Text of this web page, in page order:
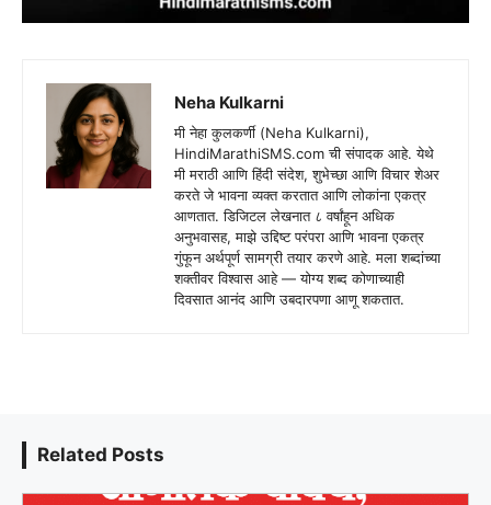
Neha Kulkarni
मी नेहा कुलकर्णी (Neha Kulkarni),
HindiMarathiSMS.com ची संपादक आहे. येथे
मी मराठी आणि हिंदी संदेश, शुभेच्छा आणि विचार शेअर
करते जे भावना व्यक्त करतात आणि लोकांना एकत्र
आणतात. डिजिटल लेखनात ८ वर्षांहून अधिक
अनुभवासह, माझे उद्दिष्ट परंपरा आणि भावना एकत्र
गुंफून अर्थपूर्ण सामग्री तयार करणे आहे. मला शब्दांच्या
शक्तीवर विश्वास आहे — योग्य शब्द कोणाच्याही
दिवसात आनंद आणि उबदारपणा आणू शकतात.
Related Posts